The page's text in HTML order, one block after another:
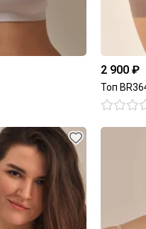
2 900 ₽
Топ